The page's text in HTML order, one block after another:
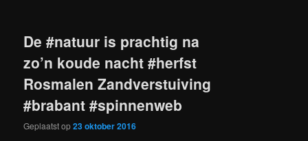
De #natuur is prachtig na
zo’n koude nacht #herfst
Rosmalen Zandverstuiving
#brabant #spinnenweb
Geplaatst op23 oktober 2016